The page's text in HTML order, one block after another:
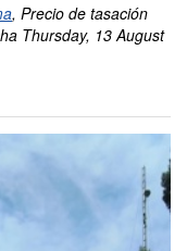
, Precio de tasación
Thursday, 13 August